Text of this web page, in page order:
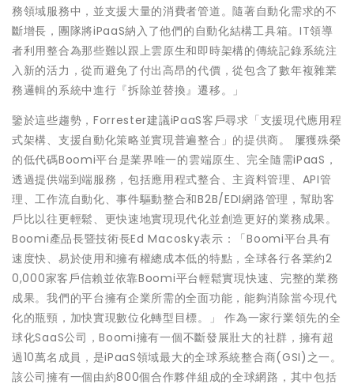
務領域服務中，並支援大量的消費者管道。隨著自動化需求的不
斷增長，團隊將iPaaS納入了他們的自動化結構工具箱。IT領導
者利用整合為那些難以跟上雲原生和即時架構的傳統記錄系統注
入新的活力，從而避免了付出高昂的代價，從包含了數年複雜業
務邏輯的系統中進行『拆除並替換』遷移。」
鑒於這些趨勢，Forrester建議iPaaS客戶尋求「支援現代應用程
式架構、支援自動化策略並實現普遍整合」的提供商。 屢獲殊榮
的低代碼Boomi平台是業界唯一的雲端原生、完全隨需iPaaS，
透過提供端到端服務，包括應用程式整合、主資料管理、API管
理、工作流自動化、事件驅動整合和B2B/EDI網路管理，幫助客
戶比以往更輕鬆、更快速地實現現代化並創造更好的業務成果。
Boomi產品長暨技術長Ed Macosky表示：「Boomi平台具有
速度快、易於使用和擁有權總成本低的特點，全球各行各業約2
0,000家客戶信賴並依靠Boomi平台輕鬆實現快速、完整的業務
成果。我們的平台擁有企業所需的全面功能，能夠消除當今現代
化的瓶頸，加快實現數位化轉型目標。」 作為一家行業領先的全
球化SaaS公司，Boomi擁有一個不斷發展壯大的社群，擁有超
過10萬名成員，是iPaaS領域最大的全球系統整合商(GSI)之一。
該公司擁有一個由約800個合作夥伴組成的全球網路，其中包括